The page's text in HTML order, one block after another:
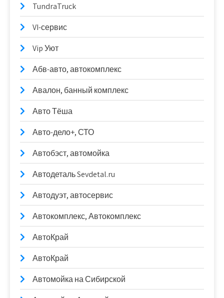
TundraTruck
VI-сервис
Vip Уют
Абв-авто, автокомплекс
Авалон, банный комплекс
Авто Тёша
Авто-дело+, СТО
Автобэст, автомойка
Автодеталь Sevdetal.ru
Автодуэт, автосервис
Автокомплекс, Автокомплекс
АвтоКрай
АвтоКрай
Автомойка на Сибирской